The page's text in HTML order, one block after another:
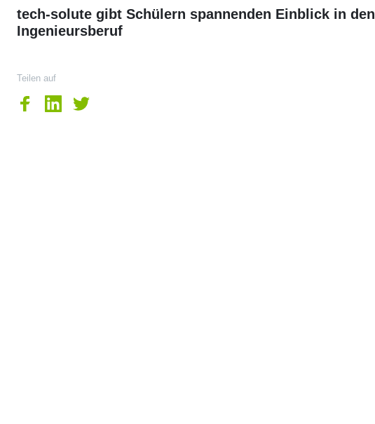
tech-solute gibt Schülern spannenden Einblick in den
Ingenieursberuf
Teilen auf